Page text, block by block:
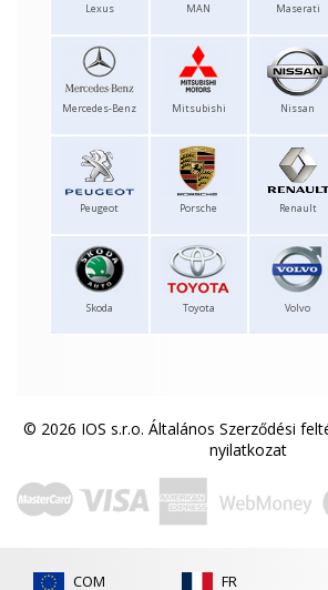
Lexus MAN Maserati
Mercedes-Benz Mitsubishi Nissan
Peugeot Porsche Renault
Skoda Toyota Volvo
© 2026 IOS s.r.o. Általános Szerződési
nyilatkozat
COM FR